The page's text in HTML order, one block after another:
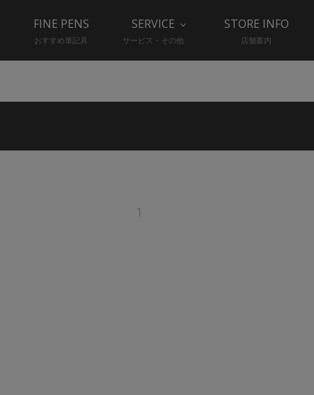
FINE PENS
おすすめ筆記具
SERVICE
サービス・その他
STORE INFO
店舗案内
1